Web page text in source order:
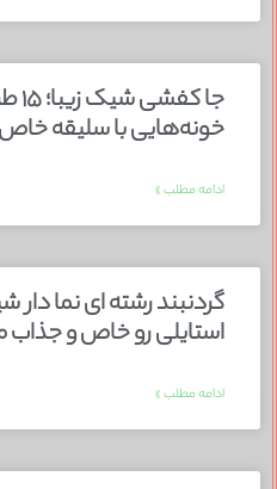
جا
خونه‌هایی با سلیقه خاص
ادامه مطلب »
استایلی رو خاص و
ادامه مطلب »